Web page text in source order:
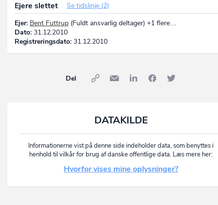
Ejere slettet
Se tidslinje (2)
Ejer: Bent Futtrup (Fuldt ansvarlig deltager) +1 flere…
Dato: 31.12.2010
Registreringsdato: 31.12.2010
Del
DATAKILDE
Informationerne vist på denne side indeholder data, som benyttes i
henhold til vilkår for brug af danske offentlige data. Læs mere her:
Hvorfor vises mine oplysninger?